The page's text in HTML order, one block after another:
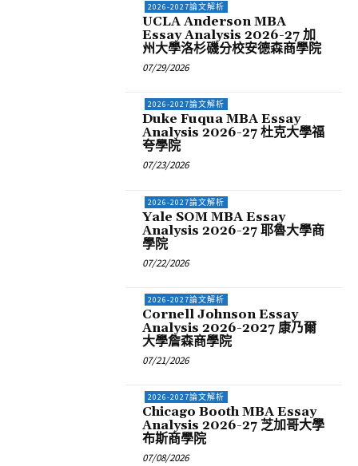
2026-2027論文解析
UCLA Anderson MBA
Essay Analysis 2026-27 加
州大學洛杉磯分校安德森商學院
07/29/2026
2026-2027論文解析
Duke Fuqua MBA Essay
Analysis 2026-27 杜克大學福
夸學院
07/23/2026
2026-2027論文解析
Yale SOM MBA Essay
Analysis 2026-27 耶魯大學商
學院
07/22/2026
2026-2027論文解析
Cornell Johnson Essay
Analysis 2026-2027 康乃爾
大學詹森商學院
07/21/2026
2026-2027論文解析
Chicago Booth MBA Essay
Analysis 2026-27 芝加哥大學
布斯商學院
07/08/2026